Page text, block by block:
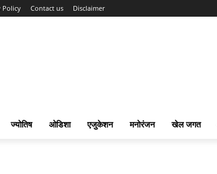
Policy Contact us Disclaimer
ज्योतिष ओडिशा एजुकेशन मनोरंजन खेल जगत